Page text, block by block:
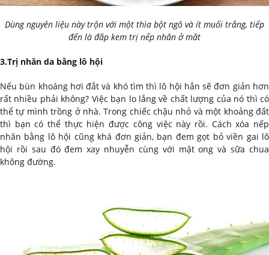
Dùng nguyên liệu này trộn với một thìa bột ngô và ít muối trắng, tiếp
đến là đắp kem trị nếp nhăn ở mắt
3.Trị nhăn da bằng lô hội
Nếu bùn khoáng hơi đắt và khó tìm thì lô hội hẳn sẽ đơn giản hơn
rất nhiều phải không? Việc bạn lo lắng về chất lượng của nó thì có
thể tự mình trồng ở nhà. Trong chiếc chậu nhỏ và một khoảng đất
thì bạn có thể thực hiện được công việc này rồi. Cách xóa nếp
nhăn bằng lô hội cũng khá đơn giản, bạn đem gọt bỏ viền gai lô
hội rồi sau đó đem xay nhuyễn cùng với mật ong và sữa chua
không đường.